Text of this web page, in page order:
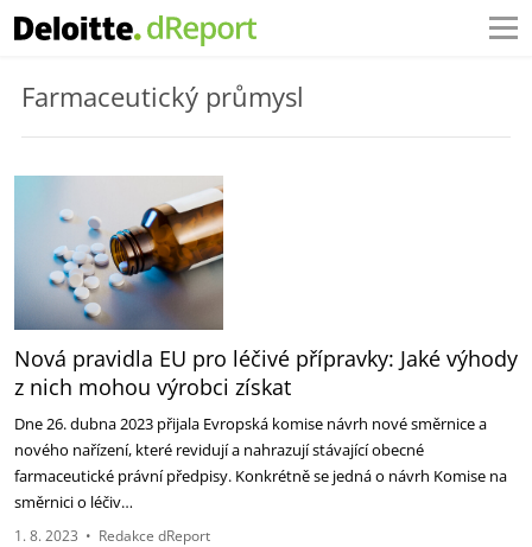
Farmaceutický průmysl
Nová pravidla EU pro léčivé přípravky: Jaké výhody
z nich mohou výrobci získat
Dne 26. dubna 2023 přijala Evropská komise návrh nové směrnice a
nového nařízení, které revidují a nahrazují stávající obecné
farmaceutické právní předpisy. Konkrétně se jedná o návrh Komise na
směrnici o léčiv…
1. 8. 2023 • Redakce dReport